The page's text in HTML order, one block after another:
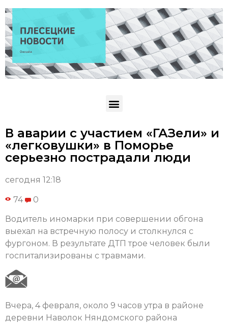
В аварии с участием «ГАЗели» и
«легковушки» в Поморье
серьезно пострадали люди
сегодня 12:18
74 0
Водитель иномарки при совершении обгона
выехал на встречную полосу и столкнулся с
фургоном. В результате ДТП трое человек были
госпитализированы с травмами.
Вчера, 4 февраля, около 9 часов утра в районе
деревни Наволок Няндомского района